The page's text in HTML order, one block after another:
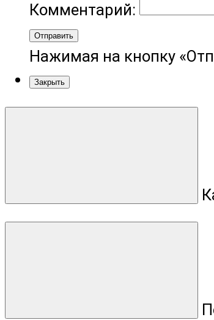
Комментарий:
Отправить
Нажимая на кнопку
Закрыть